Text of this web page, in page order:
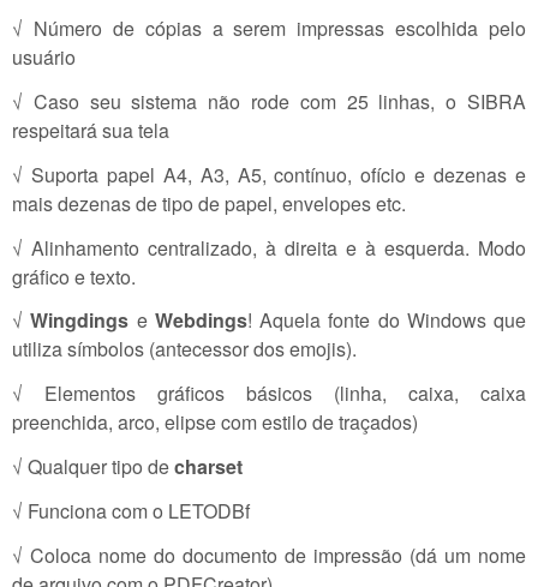
√ Número de cópias a serem impressas escolhida pelo
usuário
√ Caso seu sistema não rode com 25 linhas, o SIBRA
respeitará sua tela
√ Suporta papel A4, A3, A5, contínuo, ofício e dezenas e
mais dezenas de tipo de papel, envelopes etc.
√ Alinhamento centralizado, à direita e à esquerda. Modo
gráfico e texto.
√Wingdings e Webdings! Aquela fonte do Windows que
utiliza símbolos (antecessor dos emojis).
√ Elementos gráficos básicos (linha, caixa, caixa
preenchida, arco, elipse com estilo de traçados)
√ Qualquer tipo decharset
√ Funciona com o LETODBf
√ Coloca nome do documento de impressão (dá um nome